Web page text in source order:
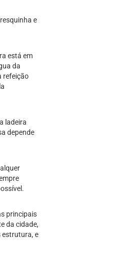
e
está em
da
refeição
ladeira
depende
principais
da cidade,
estrutura, e